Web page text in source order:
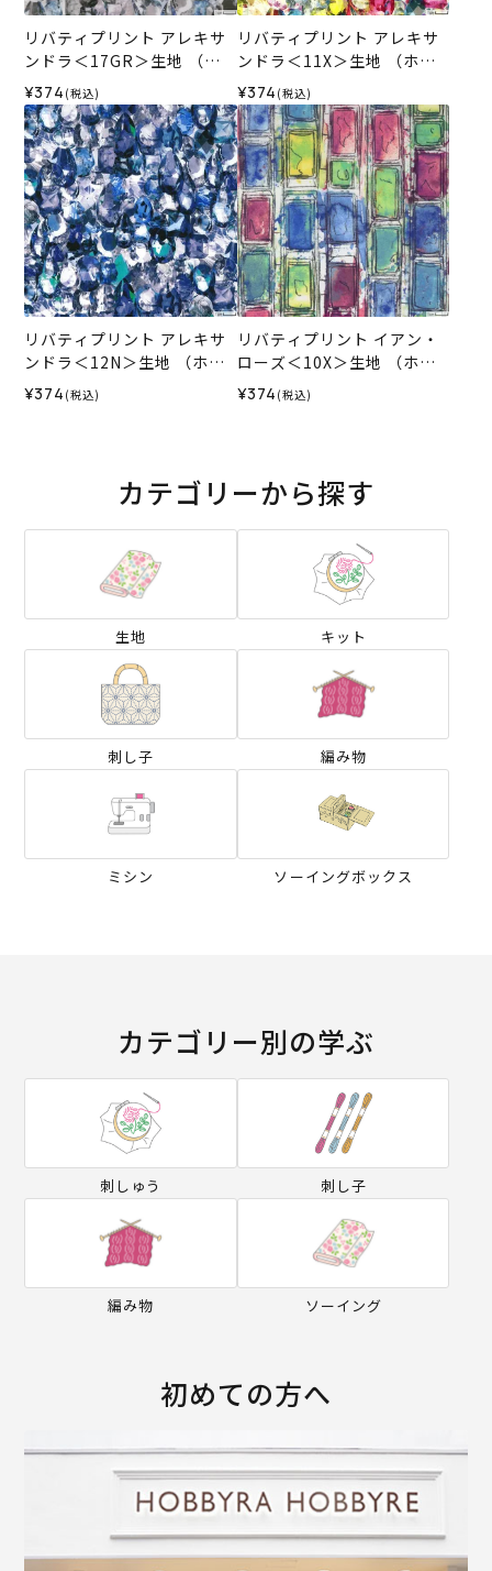
リバティプリント アレキサ
ンドラ＜17GR＞生地 （ホ
ビーラホビーレオリジナ
ル）2026SS
¥374 (税込)
リバティプリント アレキサ
ンドラ＜11X＞生地 （ホビ
ーラホビーレオリジナル）2
025AW
¥374 (税込)
リバティプリント アレキサ
ンドラ＜12N＞生地 （ホビ
ーラホビーレオリジナル）2
025AW
¥374 (税込)
リバティプリント イアン・
ローズ＜10X＞生地 （ホビ
ーラホビーレオリジナル）2
026SS
¥374 (税込)
カテゴリーから探す
生地 キット
刺し子 編み物
ミシン ソーイングボックス
カテゴリー別の学ぶ
刺しゅう 刺し子
編み物 ソーイング
初めての方へ